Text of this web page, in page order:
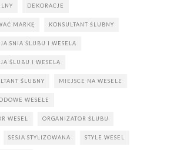
DEKORACJE
MARKĘ KONSULTANT ŚLUBNY
SNIA ŚLUBU I WESELA
ŚLUBU I WESELA
ŚLUBNY MIEJSCE NA WESELE
WESELE
WESEL ORGANIZATOR ŚLUBU
SESJA STYLIZOWANA STYLE WESEL